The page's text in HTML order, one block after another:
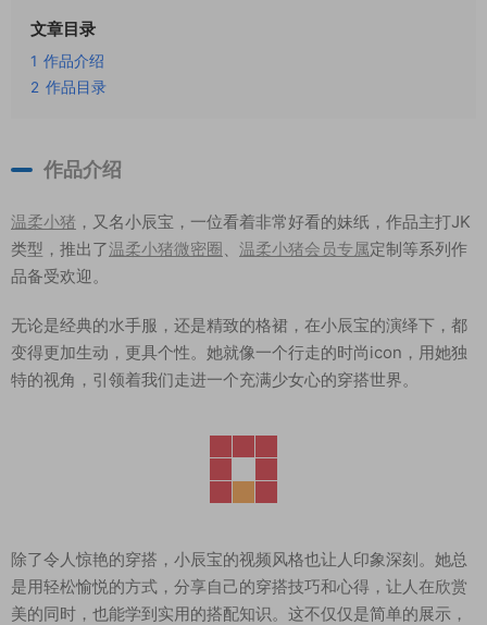
文章目录
1 作品介绍
2 作品目录
作品介绍
温柔小猪 ，又名小辰宝，一位看着非常好看的妹纸，作品主打JK
类型，推出了温柔小猪微密圈、 温柔小猪会员专属定制等系列作
品备受欢迎。
无论是经典的水手服，还是精致的格裙，在小辰宝的演绎下，都
变得更加生动，更具个性。她就像一个行走的时尚icon，用她独
特的视角，引领着我们走进一个充满少女心的穿搭世界。
除了令人惊艳的穿搭，小辰宝的视频风格也让人印象深刻。她总
是用轻松愉悦的方式，分享自己的穿搭技巧和心得，让人在欣赏
美的同时，也能学到实用的搭配知识。这不仅仅是简单的展示，